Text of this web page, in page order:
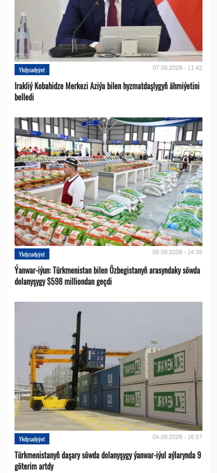
Ykdysadyýet 07.08.2026 - 11:42
Irakliý Kobahidze Merkezi Aziýa bilen hyzmatdaşlygyň ähmiýetini
belledi
Ykdysadyýet 05.08.2026 - 14:35
Ýanwar-iýun: Türkmenistan bilen Özbegistanyň arasyndaky söwda
dolanyşygy $598 milliondan geçdi
Ykdysadyýet 04.08.2026 - 16:57
Türkmenistanyň daşary söwda dolanyşygy ýanwar-iýul aýlarynda 9
göterim artdy